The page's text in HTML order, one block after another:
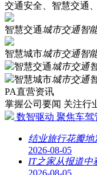
交通安全、智慧交通
智慧交通城市交通智
智慧城市城市交通智
智慧交通城市交通
智慧城市城市交通
PA直营资讯
掌握公司要闻 关注行
数智驱动 聚焦车驾
结业旅行花瓣地
2026-08-05
IT之家从报道中
2026-08-05